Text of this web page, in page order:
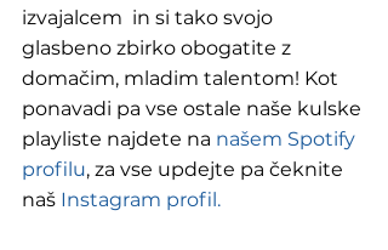
izvajalcem  in si tako svojo
glasbeno zbirko obogatite z
domačim, mladim talentom! Kot
ponavadi pa vse ostale naše kulske
playliste najdete na našem Spotify
profilu, za vse updejte pa čeknite
naš Instagram profil.